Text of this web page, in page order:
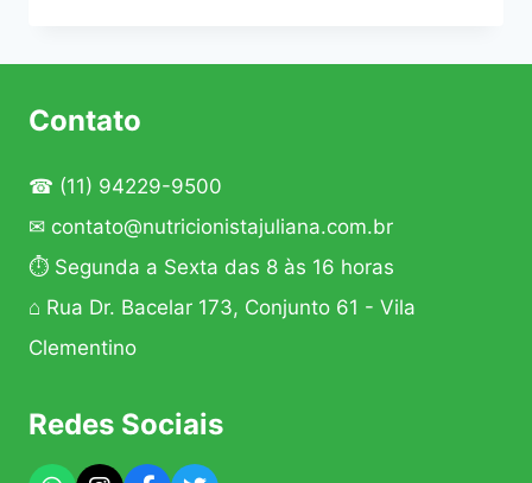
Contato
☎ (11) 94229-9500
✉ contato@nutricionistajuliana.com.br
⏱ Segunda a Sexta das 8 às 16 horas
⌂ Rua Dr. Bacelar 173, Conjunto 61 - Vila
Clementino
Redes Sociais